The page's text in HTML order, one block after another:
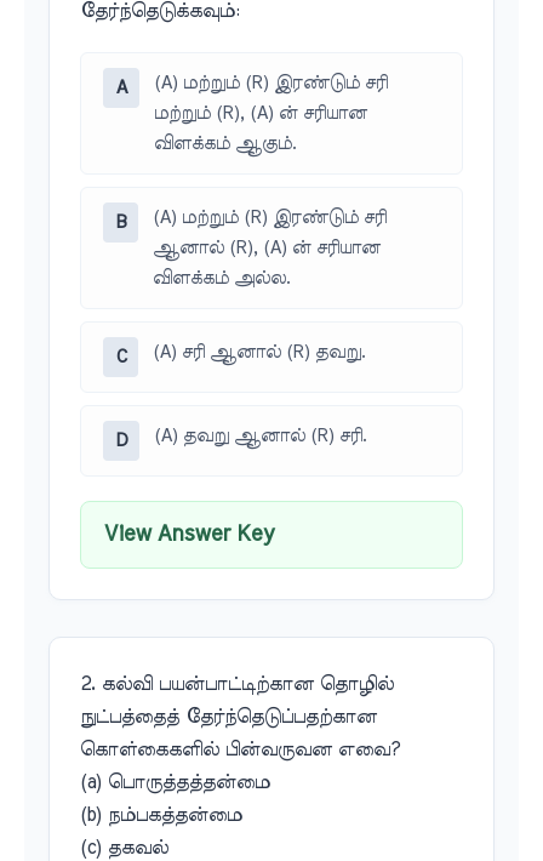
தேர்ந்தெடுக்கவும்:
A
(A) மற்றும் (R) இரண்டும் சரி
மற்றும் (R), (A) ன் சரியான
விளக்கம் ஆகும்.
B
(A) மற்றும் (R) இரண்டும் சரி
ஆனால் (R), (A) ன் சரியான
விளக்கம் அல்ல.
C (A) சரி ஆனால் (R) தவறு.
D (A) தவறு ஆனால் (R) சரி.
View Answer Key
2. கல்வி பயன்பாட்டிற்கான தொழில்
நுட்பத்தைத் தேர்ந்தெடுப்பதற்கான
கொள்கைகளில் பின்வருவன எவை?
(a) பொருத்தத்தன்மை
(b) நம்பகத்தன்மை
(c) தகவல்